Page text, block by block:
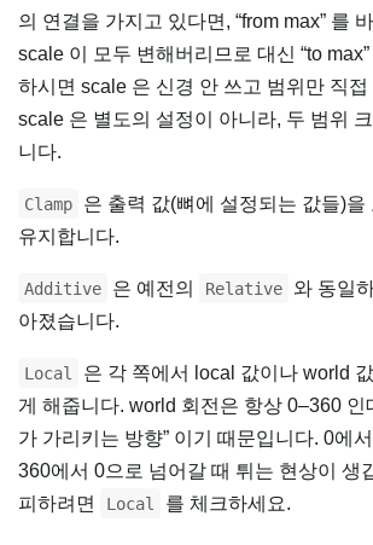
의 연결을 가지고 있다면, “from max” 를
scale 이 모두 변해버리므로 대신 “to
하시면 scale 은 신경 안 쓰고 범위만 직
scale 은 별도의 설정이 아니라, 두 범위
니다.
Clamp
은 출력 값(뼈에 설정되는 값들)을
유지합니다.
Additive 은 예전의 Relative
와 동일
아졌습니다.
Local
은 각 쪽에서 local 값이나 world
게 해줍니다. world 회전은 항상 0–360 인
가 가리키는 방향” 이기 때문입니다. 0에
360에서 0으로 넘어갈 때 튀는 현상이 생
피하려면
Local 를 체크하세요.